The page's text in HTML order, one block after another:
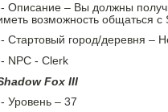
Описание – Вы должны
возможность общаться
Стартовый город/деревня –
NPC - Clerk
Fox III
Уровень – 37